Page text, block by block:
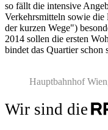
so fällt die intensive
Verkehrsmitteln sowie
der kurzen Wege")
2014 sollen die ersten
bindet das Quartier schon
Hauptbahnhof
Wir sind die